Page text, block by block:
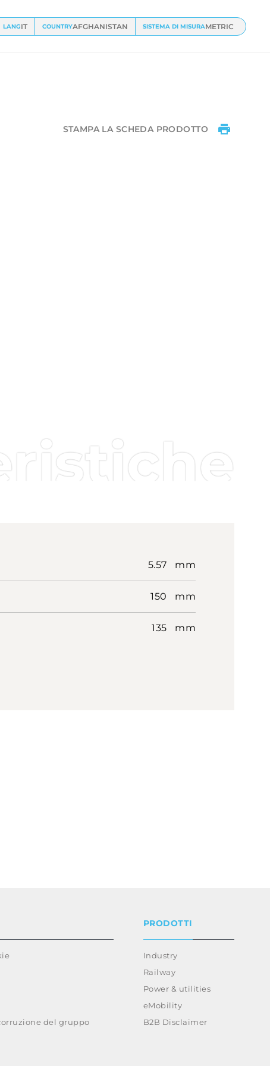
LANGIT COUNTRYAFGHANISTAN SISTEMA DI MISURAMETRIC
STAMPA LA SCHEDA PRODOTTO
5.57 mm
150 mm
135 mm
del gruppo
PRODOTTI
Industry
Railway
Power & utilities
eMobility
B2B Disclaimer